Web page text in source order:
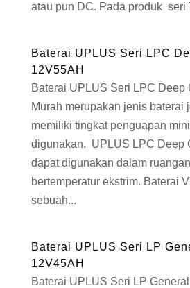
atau pun DC. Pada produk seri
Baterai UPLUS Seri LPC
12V55AH
Baterai UPLUS Seri LPC Deep
Murah merupakan jenis baterai
memiliki tingkat penguapan
digunakan. UPLUS LPC Deep
dapat digunakan dalam
bertemperatur ekstrim. Baterai
sebuah...
Baterai UPLUS Seri LP
12V45AH
Baterai UPLUS Seri LP